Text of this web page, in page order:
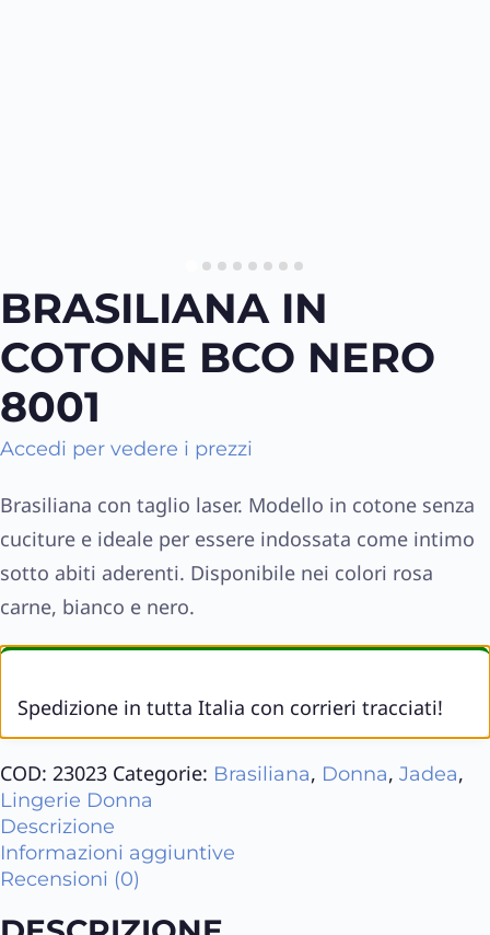
BRASILIANA IN
COTONE BCO NERO
8001
Accedi per vedere i prezzi
Brasiliana con taglio laser. Modello in cotone senza
cuciture e ideale per essere indossata come intimo
sotto abiti aderenti. Disponibile nei colori rosa
carne, bianco e nero.
Spedizione in tutta Italia con corrieri tracciati!
COD: 23023 Categorie: Brasiliana, Donna, Jadea,
Lingerie Donna
Descrizione
Informazioni aggiuntive
Recensioni (0)